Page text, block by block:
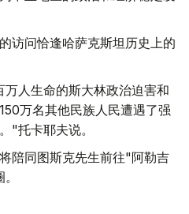
访问恰逢哈萨克斯坦历史上的
人生命的斯大林政治迫害和
万名其他民族人民遭遇了强
"托卡耶夫说。
陪同图斯克先生前往"阿勒吉